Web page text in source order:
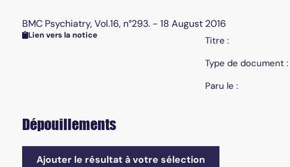
BMC Psychiatry, Vol.16, n°293. - 18 August 2016
Lien vers la notice Titre :
Type de document :
Paru le :
Dépouillements
Ajouter le résultat à votre sélection